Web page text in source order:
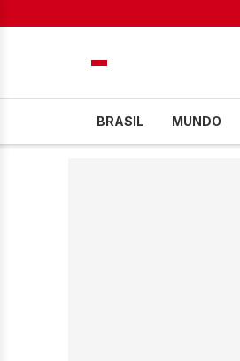
BRASIL MUNDO